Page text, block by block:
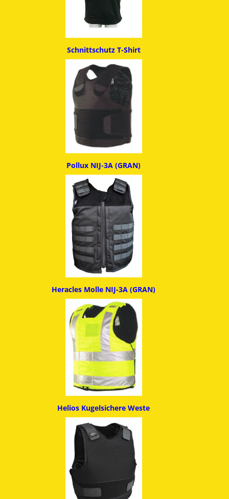
Schnittschutz T-Shirt
Pollux NIJ-3A (GRAN)
Heracles Molle NIJ-3A (GRAN)
Helios Kugelsichere Weste